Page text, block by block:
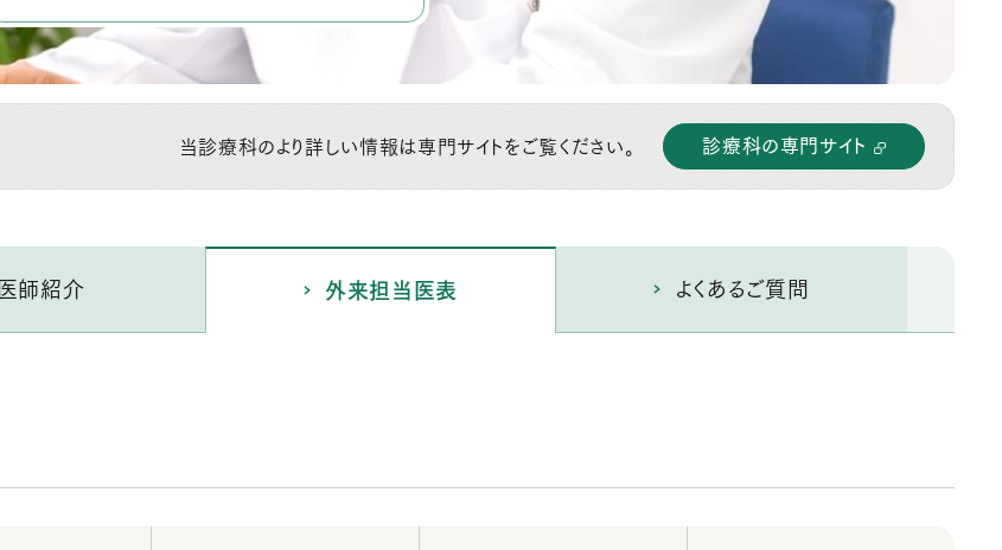
当診療科のより詳しい情報は専門サイトをご覧ください。 診療科の専門サイト
医師紹介 外来担当医表 よくあるご質問